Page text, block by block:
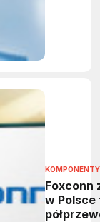
KOMPONENTY
Foxconn
w